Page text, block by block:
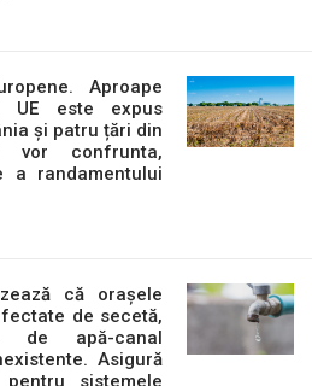
Aproape
UE este expus
și patru țări din
vor confrunta,
a randamentului
că orașele
de secetă,
de apă-canal
Asigură
sistemele